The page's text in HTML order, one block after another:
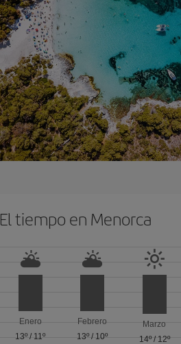
El tiempo en Menorca
Enero
13º / 11º
Febrero
13º / 10º
Marzo
14º/ 12º